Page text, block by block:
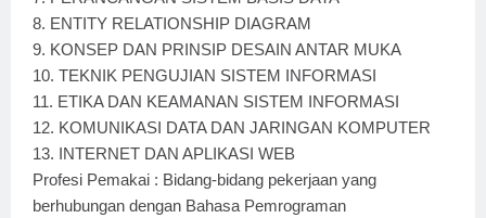
8. ENTITY RELATIONSHIP DIAGRAM
9. KONSEP DAN PRINSIP DESAIN ANTAR MUKA
10. TEKNIK PENGUJIAN SISTEM INFORMASI
11. ETIKA DAN KEAMANAN SISTEM INFORMASI
12. KOMUNIKASI DATA DAN JARINGAN KOMPUTER
13. INTERNET DAN APLIKASI WEB
Profesi Pemakai : Bidang-bidang pekerjaan yang
berhubungan dengan Bahasa Pemrograman